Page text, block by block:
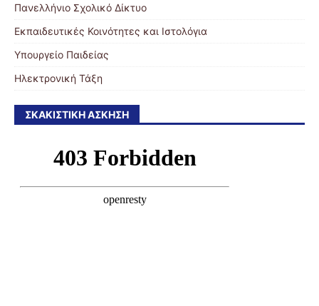
Πανελλήνιο Σχολικό Δίκτυο
Εκπαιδευτικές Κοινότητες και Ιστολόγια
Υπουργείο Παιδείας
Ηλεκτρονική Τάξη
ΣΚΑΚΙΣΤΙΚΉ ΆΣΚΗΣΗ